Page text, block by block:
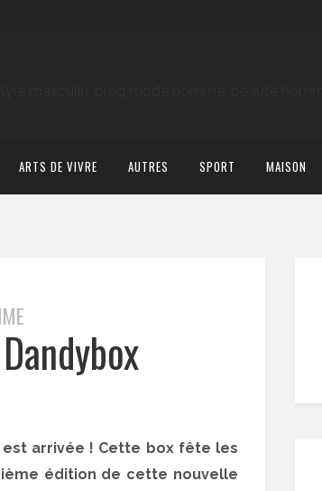
ARTS DE VIVRE AUTRES SPORT MAISON
est arrivée ! Cette box fête les
ième édition de cette nouvelle